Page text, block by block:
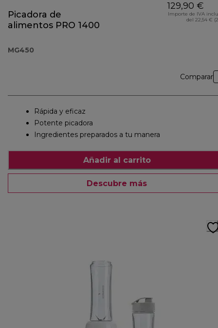
Picadora de
alimentos PRO 1400
MG450
129,90 €
Importe de IVA
del 22,54 €
Comparar
Rápida y eficaz
Potente picadora
Ingredientes preparados a tu manera
Añadir al carrito
Descubre más